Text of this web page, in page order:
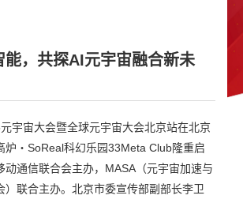
能，共探AI元宇宙融合新未
宇宙大会暨全球元宇宙大会北京站在北京
炉・SoReal科幻乐园33Meta Club隆重启
动通信联合会主办，MASA（元宇宙加速与
）联合主办。北京市委宣传部副部长李卫